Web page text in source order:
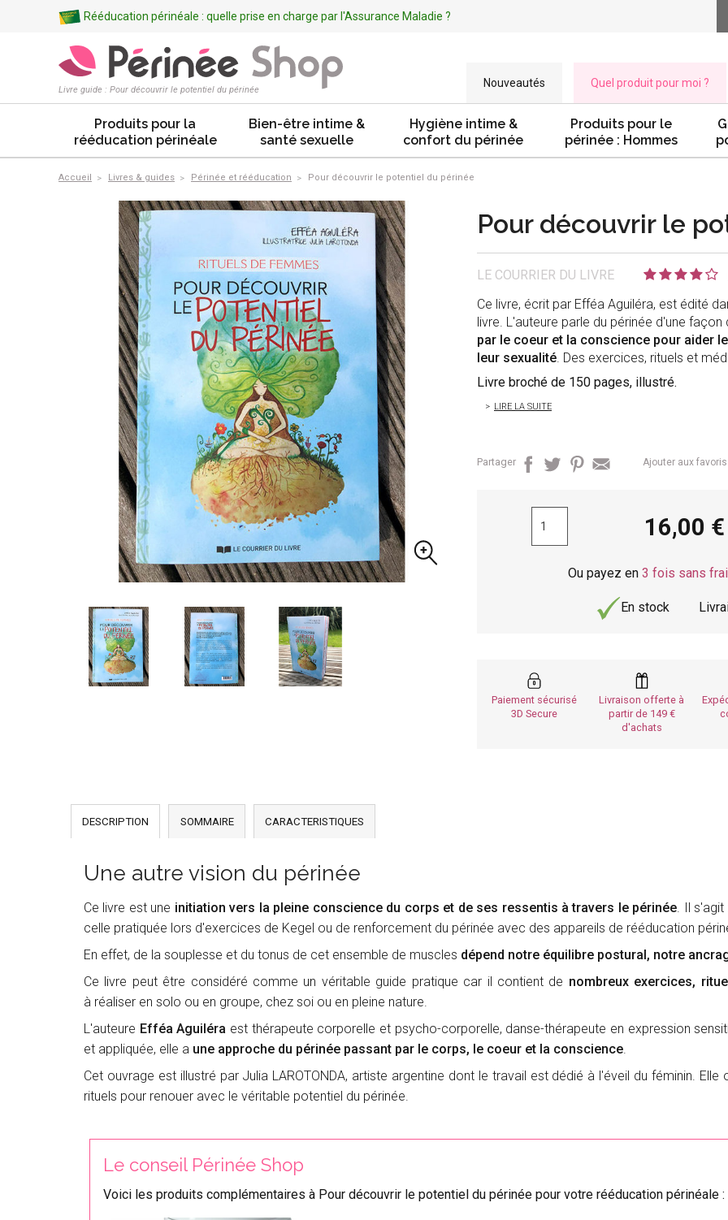
Rééducation périnéale : quelle prise en charge par l'Assurance Maladie ?
Livre guide : Pour découvrir le potentiel du périnée
Nouveautés Quel produit pour moi ?
Produits pour la
rééducation périnéale
Bien-être intime &
santé sexuelle
Hygiène intime &
confort du périnée
Produits pour le
périnée : Hommes
Accueil Livres & guides Périnée et rééducation Pour découvrir le potentiel du périnée
Pour découvrir le
LE COURRIER DU LIVRE
Ce livre, écrit par Efféa Aguiléra, est édité
livre. L'auteure parle du périnée d'une façon
par le coeur et la conscience pour aider
leur sexualité. Des exercices, rituels et
Livre broché de 150 pages, illustré.
LIRE LA SUITE
Partager Ajouter aux favoris
16,00
Ou payez en 3 fois sans
En stock
Paiement sécurisé
3D Secure
Livraison offerte à
partir de 149
d'achats
DESCRIPTION SOMMAIRE CARACTERISTIQUES
Une autre vision du périnée
Ce livre est une initiation vers la pleine conscience du corps et de ses ressentis à travers le périnée. Il s'agit
celle pratiquée lors d'exercices de Kegel ou de renforcement du périnée avec des appareils de rééducation
En effet, de la souplesse et du tonus de cet ensemble de muscles dépend notre équilibre postural, notre
Ce livre peut être considéré comme un véritable guide pratique car il contient de nombreux exercices,
à réaliser en solo ou en groupe, chez soi ou en pleine nature.
L'auteure Efféa Aguiléra est thérapeute corporelle et psycho-corporelle, danse-thérapeute en expression
et appliquée, elle a une approche du périnée passant par le corps, le coeur et la conscience.
Cet ouvrage est illustré par Julia LAROTONDA, artiste argentine dont le travail est dédié à l'éveil du féminin.
rituels pour renouer avec le véritable potentiel du périnée.
Le conseil Périnée Shop
Voici les produits complémentaires à Pour découvrir le potentiel du périnée pour votre rééducation périnéale :